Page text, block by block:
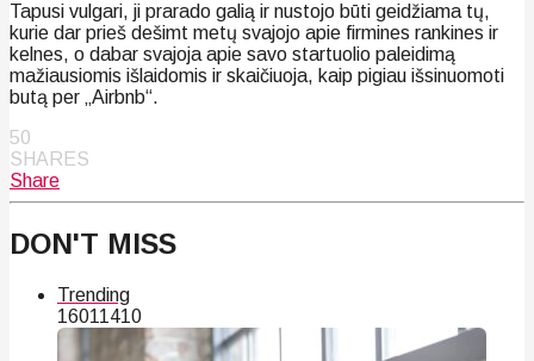
Tapusi vulgari, ji prarado galią ir nustojo būti geidžiama tų,
kurie dar prieš dešimt metų svajojo apie firmines rankines ir
kelnes, o dabar svajoja apie savo startuolio paleidimą
mažiausiomis išlaidomis ir skaičiuoja, kaip pigiau išsinuomoti
butą per „Airbnb“.
50
SHARES
Share
DON'T MISS
Trending
16011410